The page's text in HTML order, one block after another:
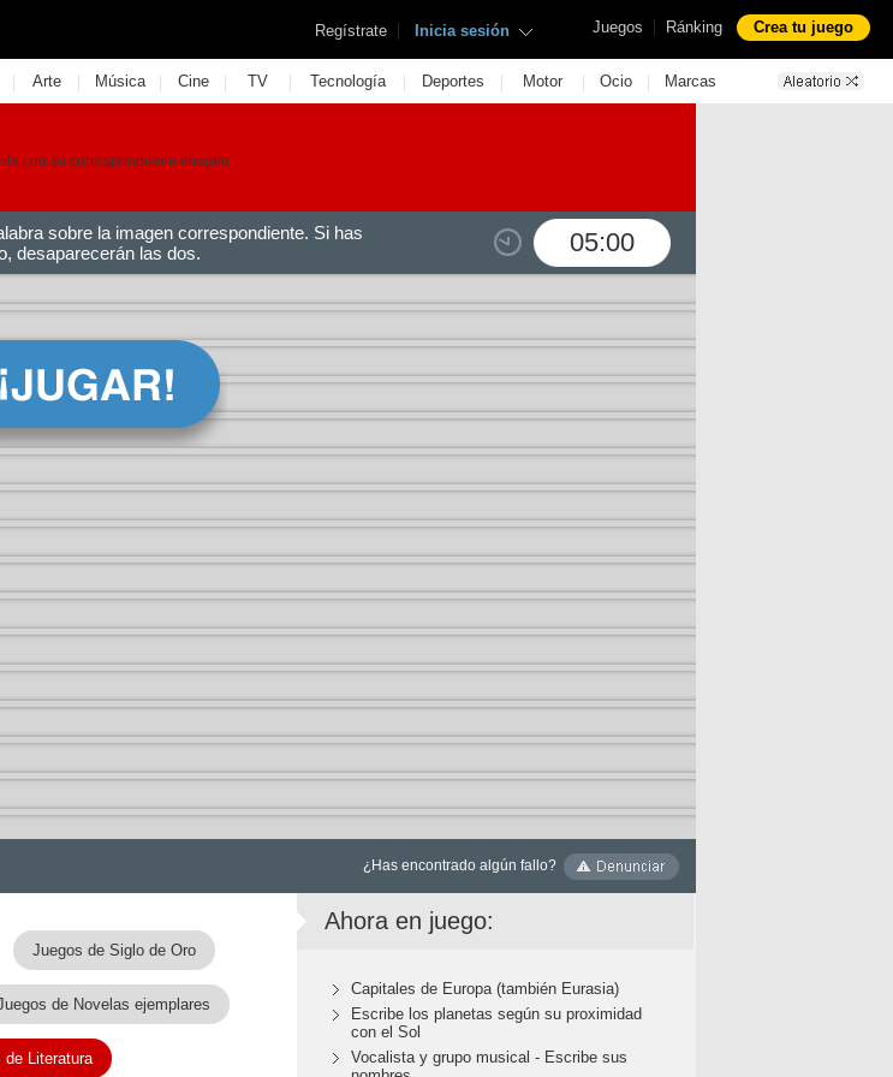
Juegos | Ránking Crea tu juego
Regístrate | Inicia sesión
| Arte | Música | Cine | TV | Tecnología | Deportes | Motor | Ocio | Marcas
con su correspondiente imagen.
05:00
sobre la imagen correspondiente. Si has
desaparecerán las dos.
¿Has encontrado algún fallo?
Juegos de Siglo de Oro
de Novelas ejemplares
de Literatura
Ahora en juego:
Capitales de Europa (también Eurasia)
Escribe los planetas según su proximidad
con el Sol
Vocalista y grupo musical - Escribe sus